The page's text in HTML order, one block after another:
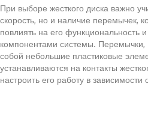
При выборе жесткого диска важно
скорость, но и наличие перемычек,
повлиять на его функциональность
компонентами системы.
собой небольшие пластиковые
устанавливаются на контакты
настроить его работу в